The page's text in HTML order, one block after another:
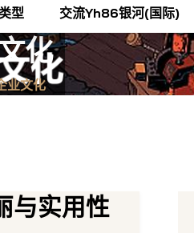
型 交流yh86银河(国际)
化
业文化
与实用性